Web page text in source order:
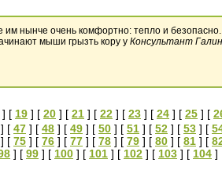
нынче очень комфортно: тепло и
мыши грызть кору у Консультант
] [ 19 ] [ 20 ] [ 21 ] [ 22 ] [ 23 ] [ 24 ] [ 25 ] [
] [ 47 ] [ 48 ] [ 49 ] [ 50 ] [ 51 ] [ 52 ] [ 53 ] [
] [ 75 ] [ 76 ] [ 77 ] [ 78 ] [ 79 ] [ 80 ] [ 81 ] [
] [ 99 ] [ 100 ] [ 101 ] [ 102 ] [ 103 ] [ 104 ]